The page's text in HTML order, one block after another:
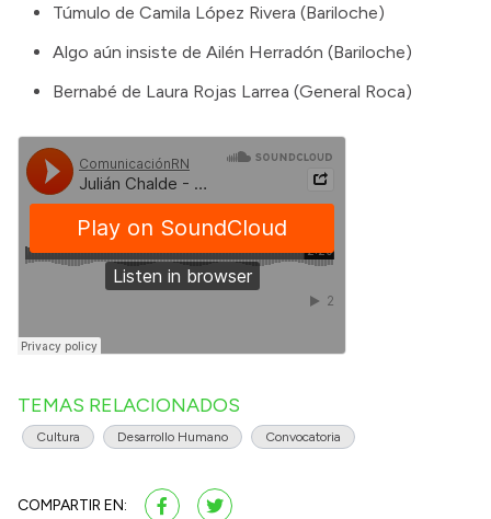
Túmulo de Camila López Rivera (Bariloche)
Algo aún insiste de Ailén Herradón (Bariloche)
Bernabé de Laura Rojas Larrea (General Roca)
TEMAS RELACIONADOS
Cultura Desarrollo Humano Convocatoria
COMPARTIR EN: